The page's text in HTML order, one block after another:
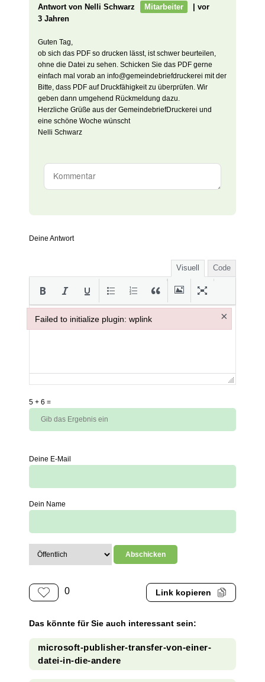
Antwort von Nelli Schwarz Mitarbeiter
| vor
3 Jahren
Guten Tag,
ob sich das PDF so drucken lässt, ist schwer beurteilen,
ohne die Datei zu sehen. Schicken Sie das PDF gerne
einfach mal vorab an info@gemeindebriefdruckerei mit der
Bitte, dass PDF auf Druckfähigkeit zu überprüfen. Wir
geben dann umgehend Rückmeldung dazu.
Herzliche Grüße aus der GemeindebriefDruckerei und
eine schöne Woche wünscht
Nelli Schwarz
Deine Antwort
Visuell Code
5 + 6 =
Deine E-Mail
Dein Name
0 Link kopieren
Das könnte für Sie auch interessant sein:
microsoft-publisher-transfer-von-einer-
datei-in-die-andere
Failed to initialize plugin: wplink ×
Failed to initialize plugin: wplink